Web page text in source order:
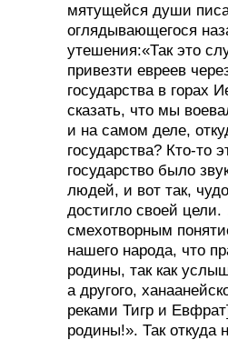
мятущейся души
оглядывающегося
утешения:«Так это
привезти евреев
государства в
сказать, что мы
и на самом деле,
государства? Кто-то
государство было
людей, и вот так,
достигло своей
смехотворным
нашего народа, что
родины, так как
а другого,
реками Тигр и
родины!». Так откуда